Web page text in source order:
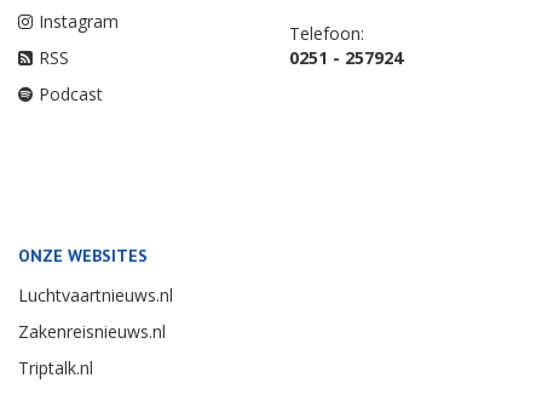
Instagram
RSS
Podcast
Telefoon:
0251 - 257924
ONZE WEBSITES
Luchtvaartnieuws.nl
Zakenreisnieuws.nl
Triptalk.nl